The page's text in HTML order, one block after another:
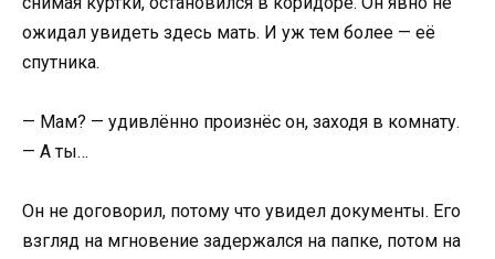
ожидал увидеть здесь мать. И уж тем более — её
спутника.
— Мам? — удивлённо произнёс он, заходя в комнату.
— А ты…
Он не договорил, потому что увидел документы. Его
взгляд на мгновение задержался на папке, потом на